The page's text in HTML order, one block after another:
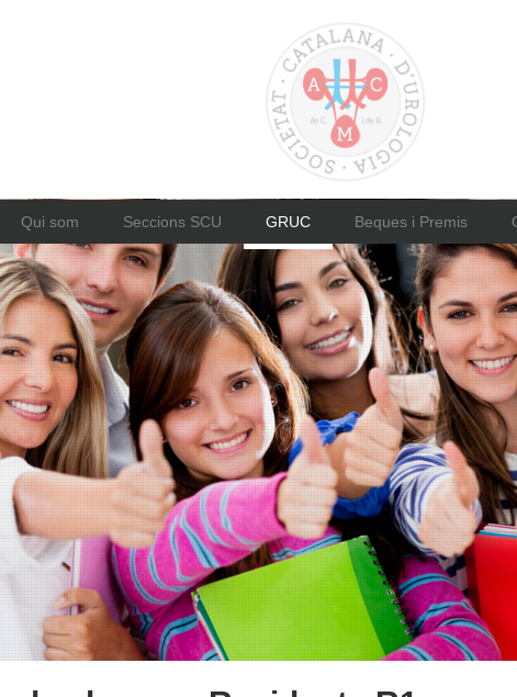
Qui som Seccions SCU GRUC Beques i Premis